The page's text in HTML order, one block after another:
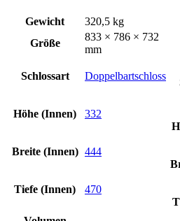
Gewicht
320,5 kg
Größe
833 × 786 × 732
mm
Schlossart Doppelbartschloss
Höhe (Innen) 332
Breite (Innen) 444
Tiefe (Innen) 470